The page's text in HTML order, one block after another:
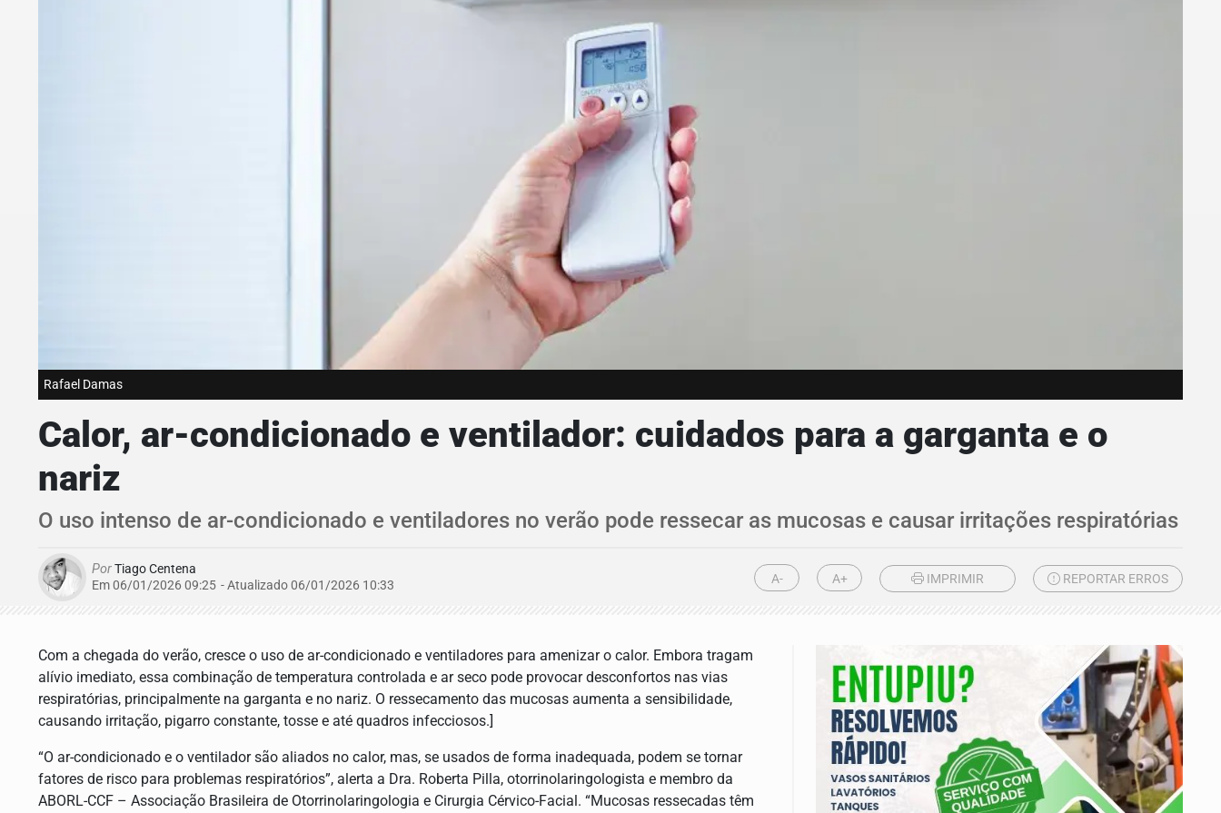
Rafael Damas
Calor, ar-condicionado e ventilador: cuidados para a garganta e o
nariz
O uso intenso de ar-condicionado e ventiladores no verão pode ressecar as mucosas e causar irritações respiratórias
PorTiago Centena
Em 06/01/2026 09:25 - Atualizado06/01/2026 10:33 A- A+ IMPRIMIR REPORTAR ERROS
Com a chegada do verão, cresce o uso de ar-condicionado e ventiladores para amenizar o calor. Embora tragam
alívio imediato, essa combinação de temperatura controlada e ar seco pode provocar desconfortos nas vias
respiratórias, principalmente na garganta e no nariz. O ressecamento das mucosas aumenta a sensibilidade,
causando irritação, pigarro constante, tosse e até quadros infecciosos.]
“O ar-condicionado e o ventilador são aliados no calor, mas, se usados de forma inadequada, podem se tornar
fatores de risco para problemas respiratórios”, alerta a Dra. Roberta Pilla, otorrinolaringologista e membro da
ABORL-CCF – Associação Brasileira de Otorrinolaringologia e Cirurgia Cérvico-Facial. “Mucosas ressecadas têm